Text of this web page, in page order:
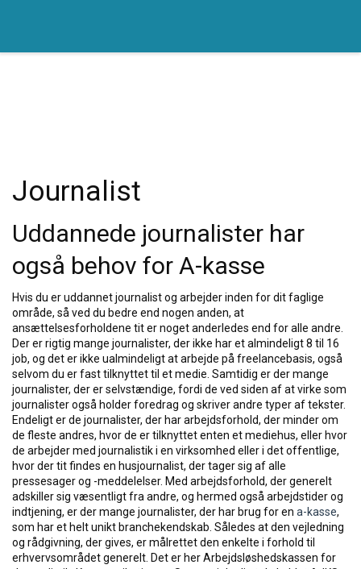
Journalist
Uddannede journalister har
også behov for A-kasse
Hvis du er uddannet journalist og arbejder inden for dit faglige
område, så ved du bedre end nogen anden, at
ansættelsesforholdene tit er noget anderledes end for alle andre.
Der er rigtig mange journalister, der ikke har et almindeligt 8 til 16
job, og det er ikke ualmindeligt at arbejde på freelancebasis, også
selvom du er fast tilknyttet til et medie. Samtidig er der mange
journalister, der er selvstændige, fordi de ved siden af at virke som
journalister også holder foredrag og skriver andre typer af tekster.
Endeligt er de journalister, der har arbejdsforhold, der minder om
de fleste andres, hvor de er tilknyttet enten et mediehus, eller hvor
de arbejder med journalistik i en virksomhed eller i det offentlige,
hvor der tit findes en husjournalist, der tager sig af alle
pressesager og -meddelelser. Med arbejdsforhold, der generelt
adskiller sig væsentligt fra andre, og hermed også arbejdstider og
indtjening, er der mange journalister, der har brug for en a-kasse,
som har et helt unikt branchekendskab. Således at den vejledning
og rådgivning, der gives, er målrettet den enkelte i forhold til
erhvervsområdet generelt. Det er her Arbejdsløshedskassen for